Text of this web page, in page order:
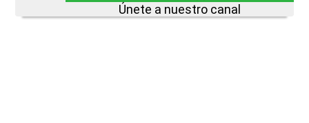
Únete a nuestro canal